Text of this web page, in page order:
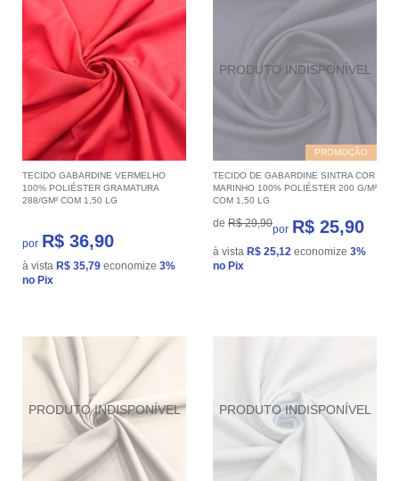
TECIDO GABARDINE VERMELHO
100% POLIÉSTER GRAMATURA
288/GM² COM 1,50 LG
por R$ 36,90
à vista R$ 35,79 economize 3%
no Pix
PROMOÇÃO
TECIDO DE GABARDINE SINTRA COR
MARINHO 100% POLIÉSTER 200 G/M²
COM 1,50 LG
de R$ 29,90por R$ 25,90
à vista R$ 25,12 economize 3%
no Pix